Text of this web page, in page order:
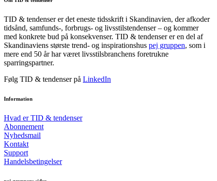
TID & tendenser er det eneste tidsskrift i Skandinavien, der afkoder
tidsånd, samfunds-, forbrugs- og livsstilstendenser – og kommer
med konkrete bud på konsekvenser. TID & tendenser er en del af
Skandinaviens største trend- og inspirationshus pej gruppen, som i
mere end 50 år har været livsstilsbranchens foretrukne
sparringspartner.
Følg TID & tendenser på LinkedIn
Information
Hvad er TID & tendenser
Abonnement
Nyhedsmail
Kontakt
Support
Handelsbetingelser